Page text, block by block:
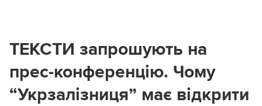
ТЕКСТИ запрошують на
прес-конференцію. Чому
“Укрзалізниця” має відкрити